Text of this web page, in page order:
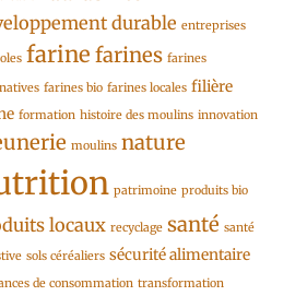
durable entreprises
farine farines farines
farines bio farines locales filière
formation histoire des moulins innovation
moulins nature
patrimoine produits bio
locaux recyclage santé santé
sols céréaliers sécurité alimentaire
de consommation transformation